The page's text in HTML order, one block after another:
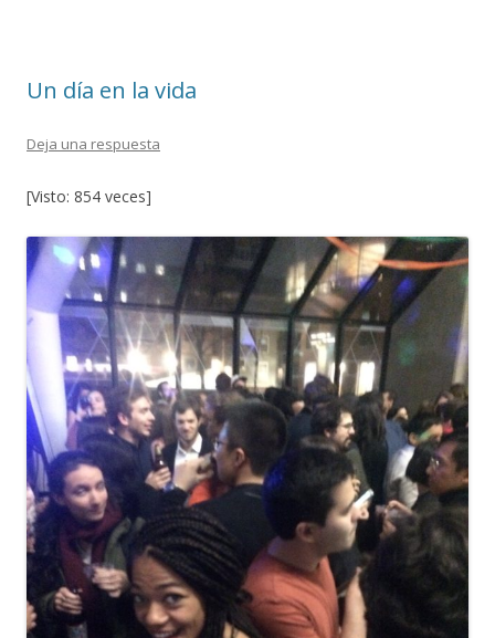
k r
Un día en la vida
Deja una respuesta
[Visto: 854 veces]